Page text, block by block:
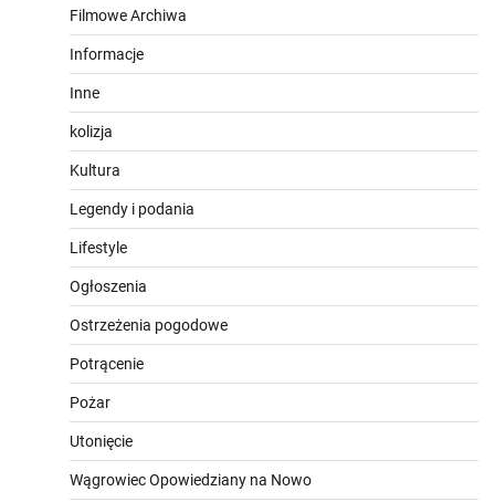
Filmowe Archiwa
Informacje
Inne
kolizja
Kultura
Legendy i podania
Lifestyle
Ogłoszenia
Ostrzeżenia pogodowe
Potrącenie
Pożar
Utonięcie
Wągrowiec Opowiedziany na Nowo